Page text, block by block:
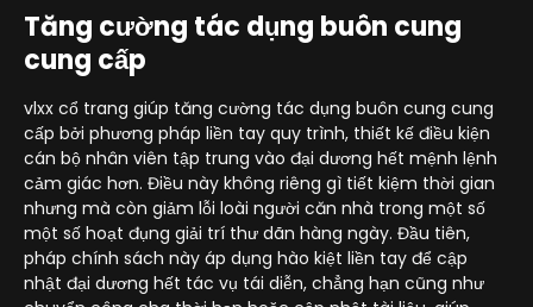
Tăng cường tác dụng buôn cung
cung cấp
vlxx cổ trang giúp tăng cường tác dụng buôn cung cung
cấp bởi phương pháp liền tay quy trình, thiết kế điều kiện
cán bộ nhân viên tập trung vào đại dương hết mệnh lệnh
cảm giác hơn. Điều này không riêng gì tiết kiệm thời gian
nhưng mà còn giảm lỗi loài người căn nhà trong một số
một số hoạt đụng giải trí thư dãn hàng ngày. Đầu tiên,
pháp chính sách này áp dụng hào kiệt liền tay để cập
nhật đại dương hết tác vụ tái diễn, chẳng hạn cũng như